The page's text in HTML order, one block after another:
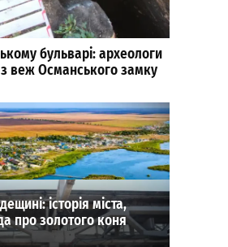
бульварі: археологи
веж Османського замку
історія міста,
про золотого коня